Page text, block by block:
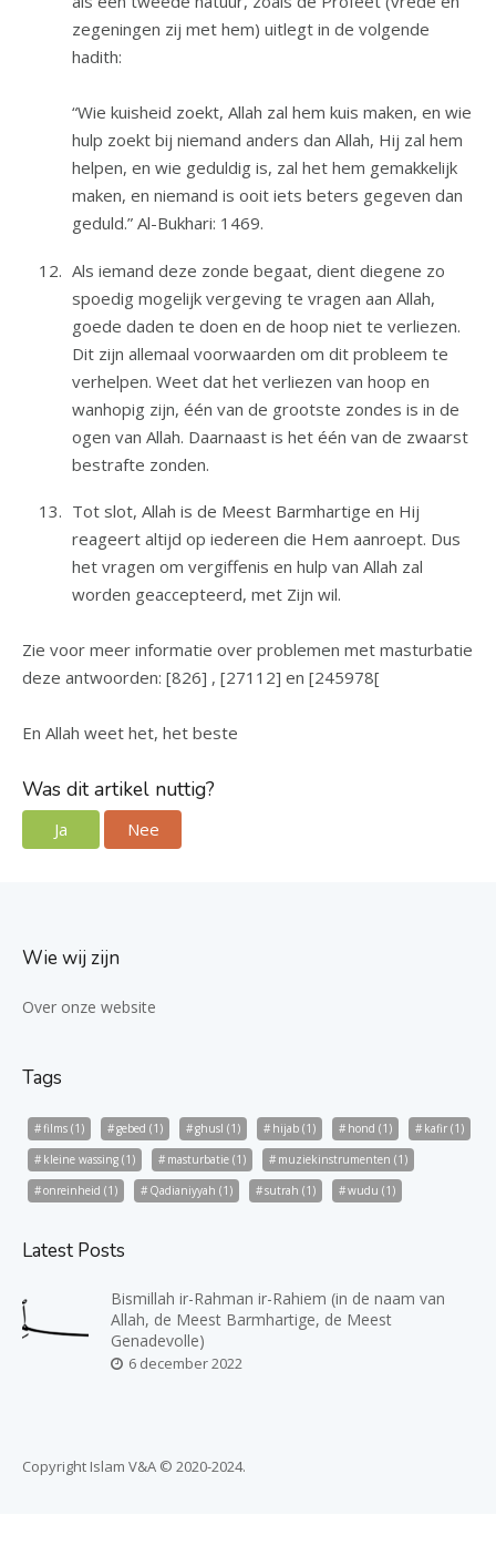
zegeningen zij met hem) uitlegt in de volgende
hadith:
“Wie kuisheid zoekt, Allah zal hem kuis maken, en wie
hulp zoekt bij niemand anders dan Allah, Hij zal hem
helpen, en wie geduldig is, zal het hem gemakkelijk
maken, en niemand is ooit iets beters gegeven dan
geduld.” Al-Bukhari: 1469.
Als iemand deze zonde begaat, dient diegene zo
spoedig mogelijk vergeving te vragen aan Allah,
goede daden te doen en de hoop niet te verliezen.
Dit zijn allemaal voorwaarden om dit probleem te
verhelpen. Weet dat het verliezen van hoop en
wanhopig zijn, één van de grootste zondes is in de
ogen van Allah. Daarnaast is het één van de zwaarst
bestrafte zonden.
Tot slot, Allah is de Meest Barmhartige en Hij
reageert altijd op iedereen die Hem aanroept. Dus
het vragen om vergiffenis en hulp van Allah zal
worden geaccepteerd, met Zijn wil.
Zie voor meer informatie over problemen met masturbatie
deze antwoorden: [826] , [27112] en [245978[
En Allah weet het, het beste
Was dit artikel nuttig?
Ja Nee
Wie wij zijn
Over onze website
Tags
films (1) gebed (1) ghusl (1) hijab (1) hond (1) kafir (1)
kleine wassing (1) masturbatie (1) muziekinstrumenten (1)
onreinheid (1) Qadianiyyah (1) sutrah (1) wudu (1)
Latest Posts
Bismillah ir-Rahman ir-Rahiem (in de naam van
Allah, de Meest Barmhartige, de Meest
Genadevolle)
6 december 2022
Copyright Islam V&A © 2020-2024.